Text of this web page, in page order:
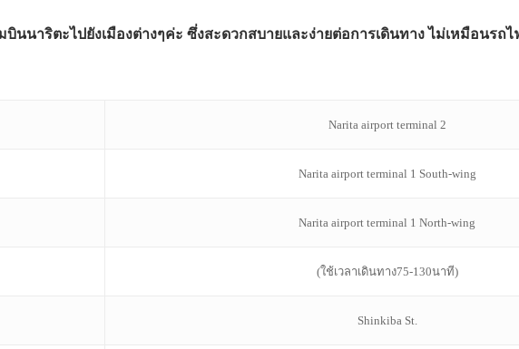
บินนาริตะไปยังเมืองต่างๆค่ะ ซึ่งสะดวกสบายและง่ายต่อการเดินทาง ไม่เหมือนรถไ
Narita airport terminal 2
Narita airport terminal 1 South-wing
Narita airport terminal 1 North-wing
(ใช้เวลาเดินทาง75-130นาที)
Shinkiba St.